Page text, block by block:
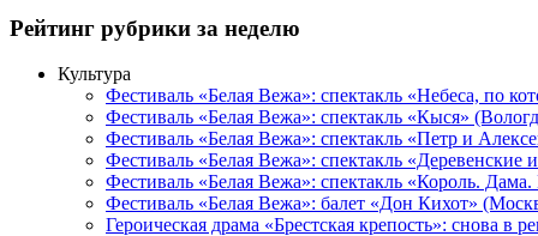
Рейтинг рубрики за неделю
Культура
Фестиваль «Белая Вежа»: спектакль «Небеса, по
Фестиваль «Белая Вежа»: спектакль «Кыся»
Фестиваль «Белая Вежа»: спектакль «Петр и
Фестиваль «Белая Вежа»: спектакль «Деревенские
Фестиваль «Белая Вежа»: спектакль «Король.
Фестиваль «Белая Вежа»: балет «Дон Кихот»
Героическая драма «Брестская крепость»: снова в